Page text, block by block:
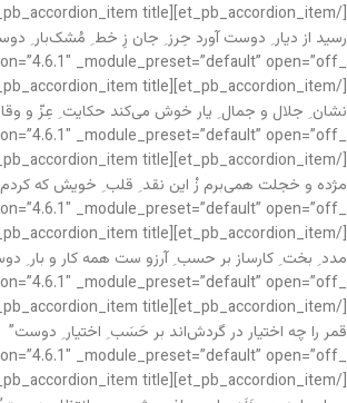
رسید از دیار ِ دوست آورد حِرز ِ جان زِ خط ِ مُشک‌بار
نشان ِ جلال و جمال ِ یار خوش می‌کند حکایت ِ عِزّ و
مژده و خجلت همی‌برم زْ این نقد ِ قلب ِ خویش که
مدد ِ بخت ِ کارساز بر حسب ِ آرزو ست همه کار و بار
قمر را چه اختیار در گردش‌اند بر حَسَب ِ اختیار ِ دوست”